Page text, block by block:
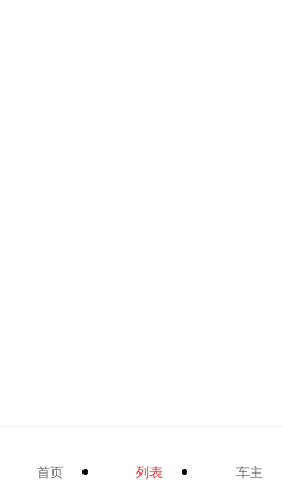
首页 列表 车主